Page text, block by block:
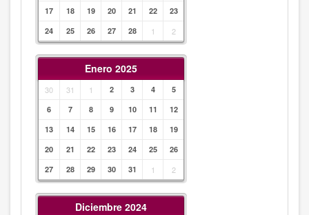
17
18 19 20 21 22
23
24
25 26 27 28 1 2
Enero 2025
30 31 1 2 3 4
5
6
7 8 9 10 11
12
13
14 15 16 17 18
19
20
21 22 23 24 25
26
27
28 29 30 31 1 2
Diciembre 2024